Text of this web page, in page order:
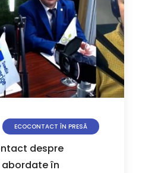
ECOCONTACT ÎN PRESĂ
despre
în